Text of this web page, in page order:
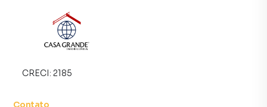
CRECI: 2185
Contato